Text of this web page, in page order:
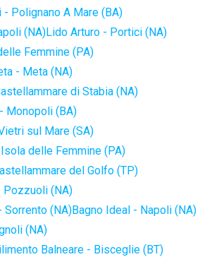
- Polignano A Mare (BA)
(NA)Lido Arturo - Portici (NA)
Femmine (PA)
- Meta (NA)
di Stabia (NA)
Monopoli (BA)
sul Mare (SA)
delle Femmine (PA)
del Golfo (TP)
Pozzuoli (NA)
Sorrento (NA)Bagno Ideal - Napoli (NA)
(NA)
Balneare - Bisceglie (BT)